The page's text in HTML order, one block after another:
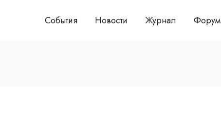
События Новости Журнал Форум